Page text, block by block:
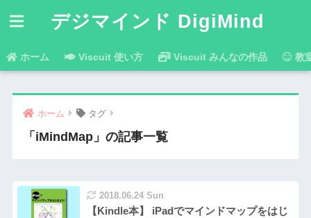
デジマインド DigiMind
ホーム Viscuit 使い方 Viscuit みんなの作品 教
ホーム タグ
「iMindMap」の記事一覧
2018.06.24 Sun
【Kindle本】 iPadでマインドマップをはじ